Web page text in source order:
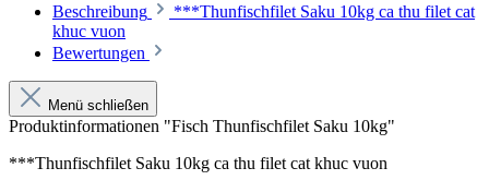
Beschreibung
***Thunfischfilet Saku 10kg ca thu filet cat
khuc vuon
Bewertungen
Menü schließen
Produktinformationen "Fisch Thunfischfilet Saku 10kg"
***Thunfischfilet Saku 10kg ca thu filet cat khuc vuon